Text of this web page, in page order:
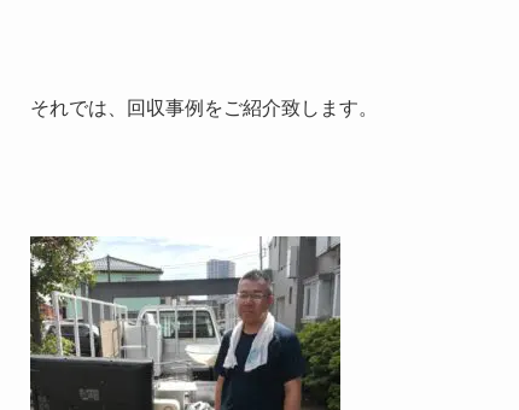
それでは、回収事例をご紹介致します。